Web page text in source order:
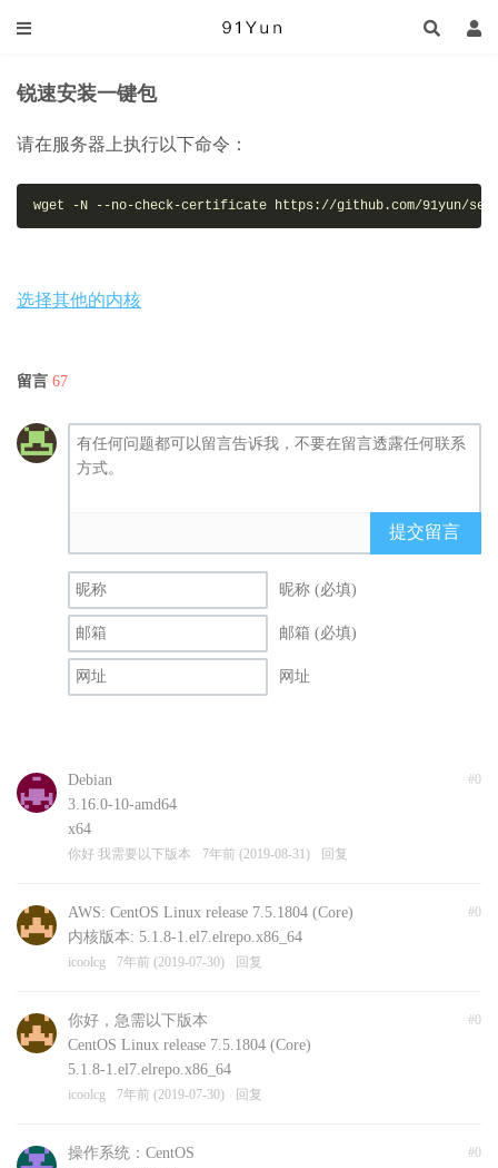
锐速安装一键包
请在服务器上执行以下命令：
wget -N --no-check-certificate https://github.com/91yun/
选择其他的内核
留言 67
提交留言
昵称 (必填)
邮箱 (必填)
网址
#0
Debian
3.16.0-10-amd64
x64
你好 我需要以下版本 7年前 (2019-08-31) 回复
#0
AWS: CentOS Linux release 7.5.1804 (Core)
内核版本: 5.1.8-1.el7.elrepo.x86_64
icoolcg 7年前 (2019-07-30) 回复
#0
你好，急需以下版本
CentOS Linux release 7.5.1804 (Core)
5.1.8-1.el7.elrepo.x86_64
icoolcg 7年前 (2019-07-30) 回复
#0
操作系统：CentOS